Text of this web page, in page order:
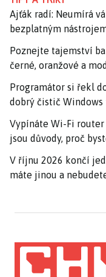
Ajťák radí: Neumírá
bezplatným
Poznejte tajemství
černé, oranžové a
Programátor si řekl
dobrý čistič
Vypínáte Wi-Fi
jsou důvody, proč
V říjnu 2026 končí
máte jinou a